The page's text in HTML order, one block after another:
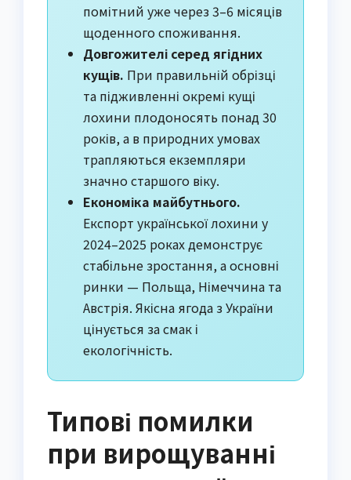
помітний уже через 3–6 місяців
щоденного споживання.
Довгожителі серед ягідних
кущів. При правильній обрізці
та підживленні окремі кущі
лохини плодоносять понад 30
років, а в природних умовах
трапляються екземпляри
значно старшого віку.
Економіка майбутнього.
Експорт української лохини у
2024–2025 роках демонструє
стабільне зростання, а основні
ринки — Польща, Німеччина та
Австрія. Якісна ягода з України
цінується за смак і
екологічність.
Типові помилки
при вирощуванні